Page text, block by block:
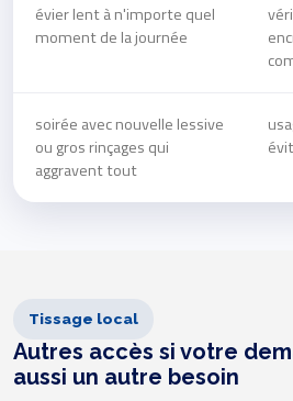
évier lent à n'importe quel
moment de la journée
soirée avec nouvelle lessive
ou gros rinçages qui
aggravent tout
Tissage local
Autres accès si votre
aussi un autre besoin